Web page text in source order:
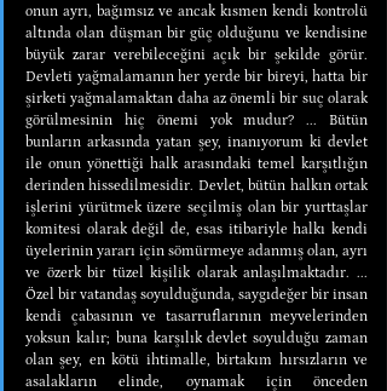
onun ayrı, bağımsız ve ancak kısmen kendi kontrolü
altında olan düşman bir güç olduğunu ve kendisine
büyük zarar verebileceğini açık bir şekilde görür.
Devleti yağmalamanın her yerde bir bireyi, hatta bir
şirketi yağmalamaktan daha az önemli bir suç olarak
görülmesinin hiç önemi yok mudur? ... Bütün
bunların arkasında yatan şey, inanıyorum ki devlet
ile onun yönettiği halk arasındaki temel karşıtlığın
derinden hissedilmesidir. Devlet, bütün halkın ortak
işlerini yürütmek üzere seçilmiş olan bir yurttaşlar
komitesi olarak değil de, esas itibariyle halkı kendi
üyelerinin yararı için sömürmeye adanmış olan, ayrı
ve özerk bir tüzel kişilik olarak anlaşılmaktadır. ...
Özel bir vatandaş soyulduğunda, saygıdeğer bir insan
kendi çabasının ve tasarruflarının meyvelerinden
yoksun kalır; buna karşılık devlet soyulduğu zaman
olan şey, en kötü ihtimalle, birtakım hırsızların ve
asalakların elinde, oynamak için önceden